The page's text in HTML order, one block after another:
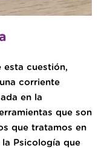
esta cuestión,
corriente
en la
que son
que tratamos en
Psicología que